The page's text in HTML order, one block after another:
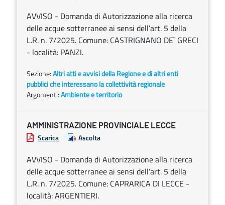
AVVISO - Domanda di Autorizzazione alla ricerca
delle acque sotterranee ai sensi dell’art. 5 della
L.R. n. 7/2025. Comune: CASTRIGNANO DE` GRECI
- località: PANZI.
Sezione:Altri atti e avvisi della Regione e di altri enti
pubblici che interessano la collettività regionale
Argomenti:Ambiente e territorio
AMMINISTRAZIONE PROVINCIALE LECCE
Scarica Ascolta
AVVISO - Domanda di Autorizzazione alla ricerca
delle acque sotterranee ai sensi dell’art. 5 della
L.R. n. 7/2025. Comune: CAPRARICA DI LECCE -
località: ARGENTIERI.